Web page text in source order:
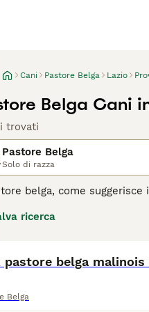
Cani Pastore Belga Lazio
Belga Cani
trovati
Pastore Belga
Solo di razza
belga, come
di pastore belga
ricerca
pastore belga
Belga